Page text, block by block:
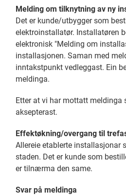
Melding om tilknytning av ny
Det er kunde/utbygger som
elektroinstallatør. Installatøren
elektronisk "Melding om
installasjonen. Saman med
inntakstpunkt vedleggast. Ein
meldinga.
Etter at vi har mottatt
aksepterast.
Effektøkning/overgang til
Allereie etablerte installasjonar
staden. Det er kunde som
er tilnærma den same.
Svar på meldinga